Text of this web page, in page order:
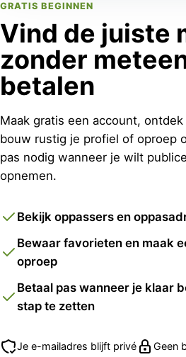
GRATIS BEGINNEN
Vind de juiste
zonder
betalen
Maak gratis een account,
bouw rustig je profiel of oproep
pas nodig wanneer je wilt
opnemen.
Bekijk oppassers en
Bewaar favorieten en maak
oproep
Betaal pas wanneer je klaar
stap te zetten
Je e-mailadres blijft privé Geen